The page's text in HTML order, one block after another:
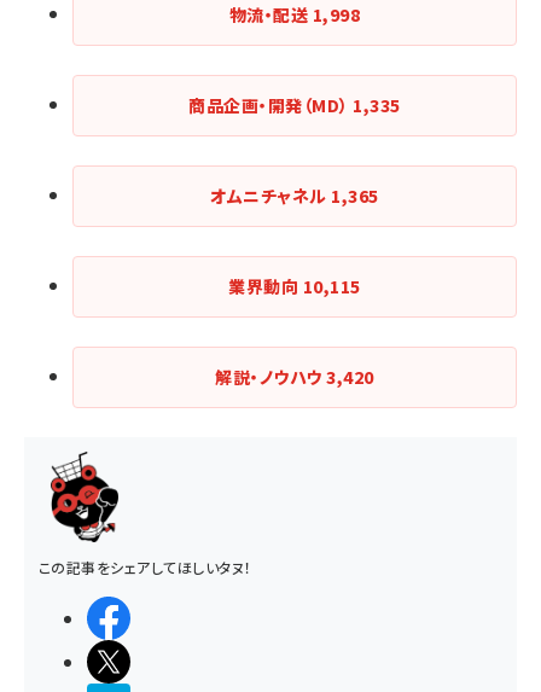
物流・配送 1,998
商品企画・開発（MD） 1,335
オムニチャネル 1,365
業界動向 10,115
解説・ノウハウ3,420
この記事をシェアしてほしいタヌ！